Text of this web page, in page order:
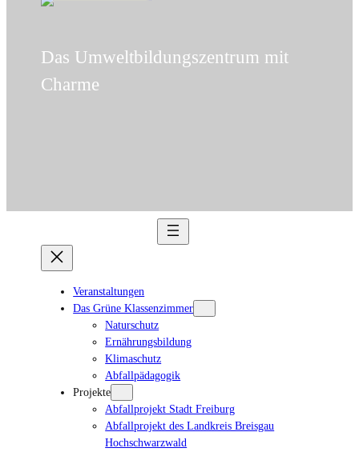
Das Umweltbildungszentrum mit
Charme
Veranstaltungen
Das Grüne Klassenzimmer
Naturschutz
Ernährungsbildung
Klimaschutz
Abfallpädagogik
Projekte
Abfallprojekt Stadt Freiburg
Abfallprojekt des Landkreis Breisgau
Hochschwarzwald